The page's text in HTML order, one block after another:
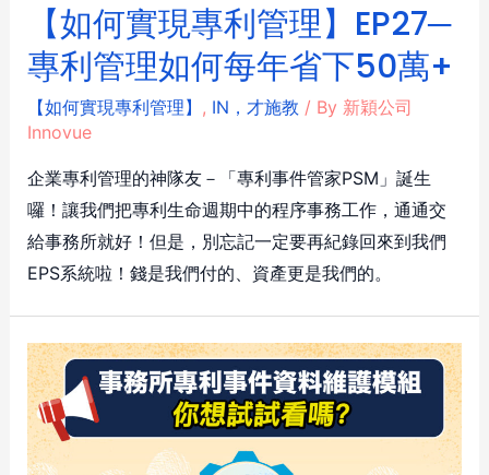
【如何實現專利管理】EP27─
專利管理如何每年省下50萬+
【如何實現專利管理】 , IN，才施教 / By 新穎公司
Innovue
企業專利管理的神隊友－「專利事件管家PSM」誕生
囉！讓我們把專利生命週期中的程序事務工作，通通交
給事務所就好！但是，別忘記一定要再紀錄回來到我們
EPS系統啦！錢是我們付的、資產更是我們的。